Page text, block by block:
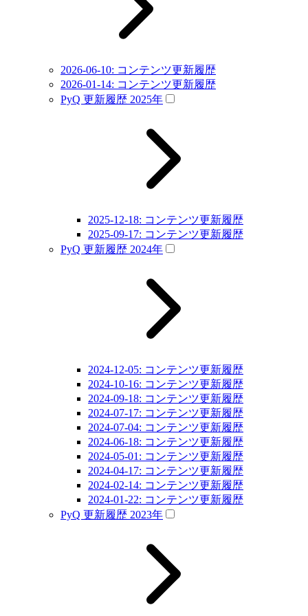
2026-06-10: コンテンツ更新履歴
2026-01-14: コンテンツ更新履歴
PyQ 更新履歴 2025年
2025-12-18: コンテンツ更新履歴
2025-09-17: コンテンツ更新履歴
PyQ 更新履歴 2024年
2024-12-05: コンテンツ更新履歴
2024-10-16: コンテンツ更新履歴
2024-09-18: コンテンツ更新履歴
2024-07-17: コンテンツ更新履歴
2024-07-04: コンテンツ更新履歴
2024-06-18: コンテンツ更新履歴
2024-05-01: コンテンツ更新履歴
2024-04-17: コンテンツ更新履歴
2024-02-14: コンテンツ更新履歴
2024-01-22: コンテンツ更新履歴
PyQ 更新履歴 2023年